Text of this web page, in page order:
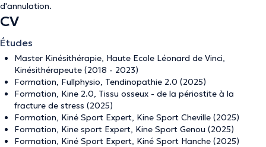
d'annulation.
CV
Études
Master Kinésithérapie, Haute Ecole Léonard de Vinci,
Kinésithérapeute (2018 - 2023)
Formation, Fullphysio, Tendinopathie 2.0 (2025)
Formation, Kine 2.0, Tissu osseux - de la périostite à la
fracture de stress (2025)
Formation, Kiné Sport Expert, Kine Sport Cheville (2025)
Formation, Kine sport Expert, Kine Sport Genou (2025)
Formation, Kiné Sport Expert, Kiné Sport Hanche (2025)